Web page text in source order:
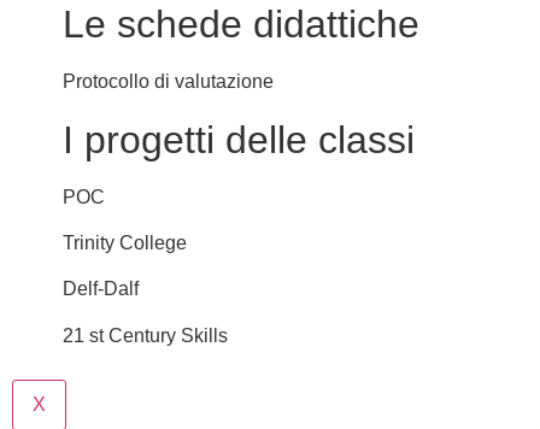
Le schede didattiche
Protocollo di valutazione
I progetti delle classi
POC
Trinity College
Delf-Dalf
21 st Century Skills
X